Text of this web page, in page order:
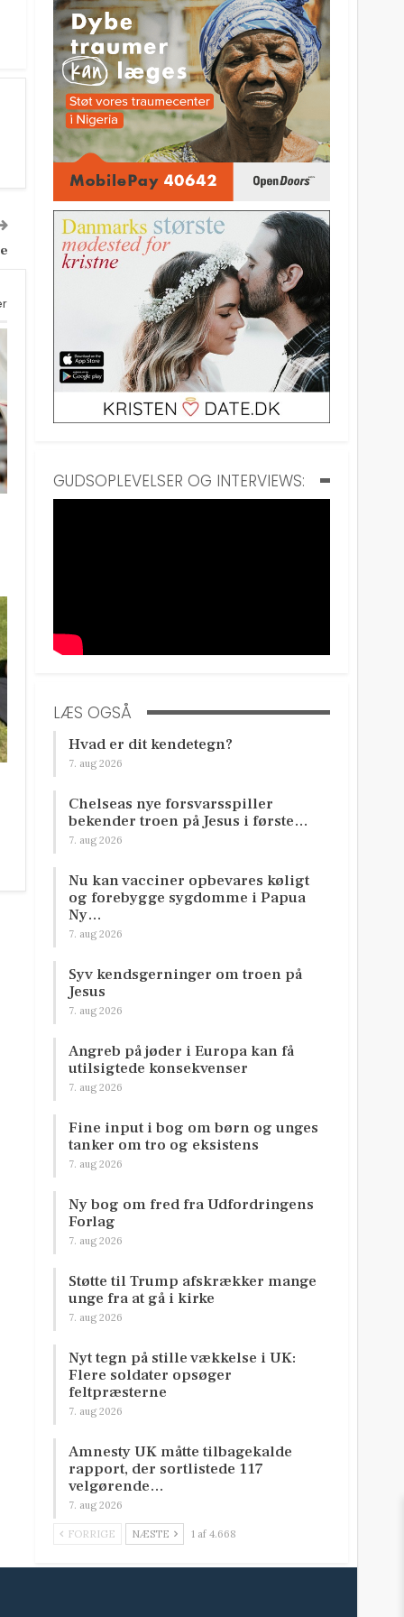
GUDSOPLEVELSER OG INTERVIEWS:
LÆS OGSÅ
Hvad er dit kendetegn?
7. aug 2026
Chelseas nye forsvarsspiller
bekender troen på Jesus i første…
7. aug 2026
Nu kan vacciner opbevares køligt
og forebygge sygdomme i Papua
Ny…
7. aug 2026
Syv kendsgerninger om troen på
Jesus
7. aug 2026
Angreb på jøder i Europa kan få
utilsigtede konsekvenser
7. aug 2026
Fine input i bog om børn og unges
tanker om tro og eksistens
7. aug 2026
Ny bog om fred fra Udfordringens
Forlag
7. aug 2026
Støtte til Trump afskrækker mange
unge fra at gå i kirke
7. aug 2026
Nyt tegn på stille vækkelse i UK:
Flere soldater opsøger
feltpræsterne
7. aug 2026
Amnesty UK måtte tilbagekalde
rapport, der sortlistede 117
velgørende…
7. aug 2026
FORRIGE NÆSTE 1 af 4.668